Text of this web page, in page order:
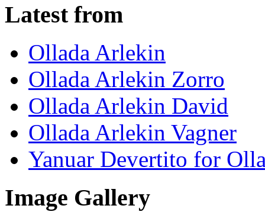
Latest from
Ollada Arlekin
Ollada Arlekin Zorro
Ollada Arlekin David
Ollada Arlekin Vagner
Yanuar Devertito for
Image Gallery